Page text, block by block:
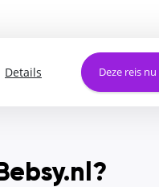
Details Deze reis